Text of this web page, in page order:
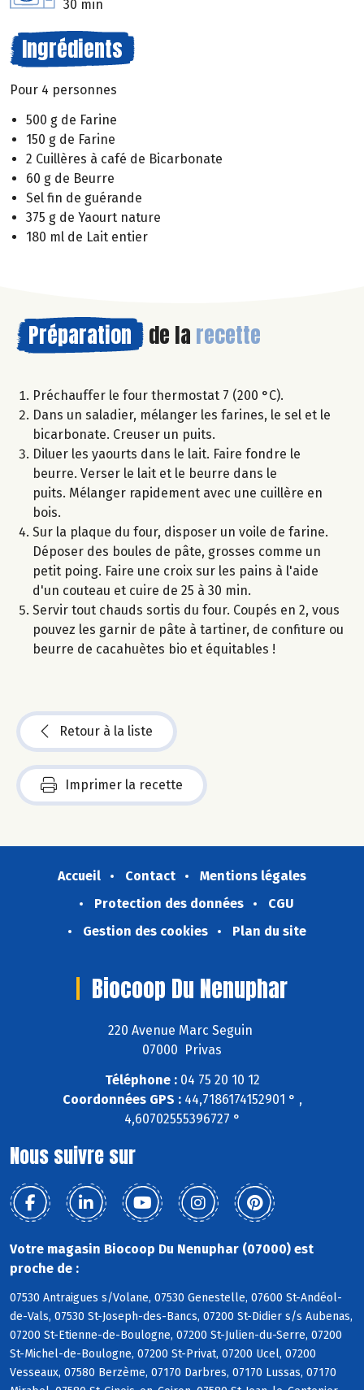
30 min
Ingrédients
Pour 4 personnes
500 g de Farine
150 g de Farine
2 Cuillères à café de Bicarbonate
60 g de Beurre
Sel fin de guérande
375 g de Yaourt nature
180 ml de Lait entier
Préparation de la recette
Préchauffer le four thermostat 7 (200 °C).
Dans un saladier, mélanger les farines, le sel et le
bicarbonate. Creuser un puits.
Diluer les yaourts dans le lait. Faire fondre le
beurre. Verser le lait et le beurre dans le
puits. Mélanger rapidement avec une cuillère en
bois.
Sur la plaque du four, disposer un voile de farine.
Déposer des boules de pâte, grosses comme un
petit poing. Faire une croix sur les pains à l'aide
d'un couteau et cuire de 25 à 30 min.
Servir tout chauds sortis du four. Coupés en 2, vous
pouvez les garnir de pâte à tartiner, de confiture ou
beurre de cacahuètes bio et équitables !
Retour à la liste
Imprimer la recette
Accueil Contact
Mentions légales
Protection des données
CGU
Gestion des cookies
Plan du site
Biocoop Du Nenuphar
220 Avenue Marc Seguin
07000 Privas
Téléphone :04 75 20 10 12
Coordonnées GPS :44,7186174152901 ° ,
4,60702555396727 °
Nous suivre sur
Votre magasin Biocoop Du Nenuphar (07000) est
proche de :
07530 Antraigues s/Volane, 07530 Genestelle, 07600 St-Andéol-
de-Vals, 07530 St-Joseph-des-Bancs, 07200 St-Didier s/s Aubenas,
07200 St-Etienne-de-Boulogne, 07200 St-Julien-du-Serre, 07200
St-Michel-de-Boulogne, 07200 St-Privat, 07200 Ucel, 07200
Vesseaux, 07580 Berzème, 07170 Darbres, 07170 Lussas, 07170